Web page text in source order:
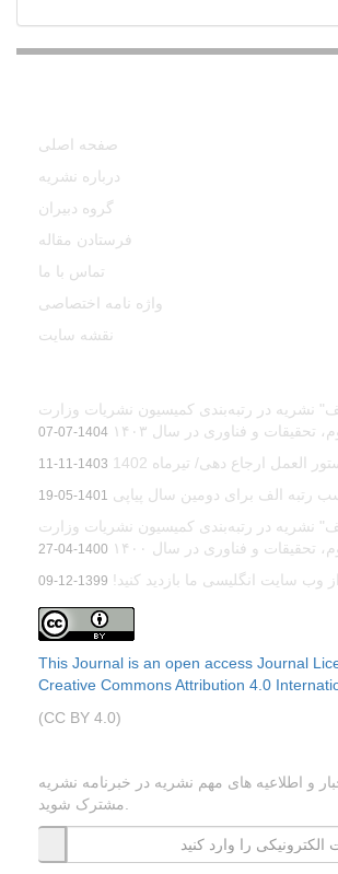
صفحه اصلی
درباره نشریه
گروه دبیران
فرستادن مقاله
تماس با ما
واژه نامه اختصاصی
نقشه سایت
نشریه در رتبه‌بندی کمیسیون نشریات وزارت
تحقیقات و فناوری در سال ۱۴۰۳
1404-07-07
العمل ارجاع دهی/ تیرماه 1402 1403-11-11
رتبه الف برای دومین سال پیاپی 1401-05-19
نشریه در رتبه‌بندی کمیسیون نشریات وزارت
تحقیقات و فناوری در سال ۱۴۰۰
1400-04-27
از وب سایت انگلیسی ما بازدید کنید! 1399-12-09
This Journal is an open access Journal
Creative Commons Attribution 4.0
(CC BY 4.0)
و اطلاعیه های مهم نشریه در خبرنامه نشریه